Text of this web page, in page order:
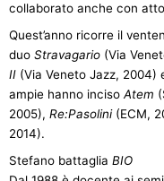
collaborato anche con
Quest’anno ricorre il
duo Stravagario (Via
II(Via Veneto Jazz, 2004)
ampie hanno inciso Atem
2005), Re:Pasolini(ECM,
2014).
Stefano battaglia BIO